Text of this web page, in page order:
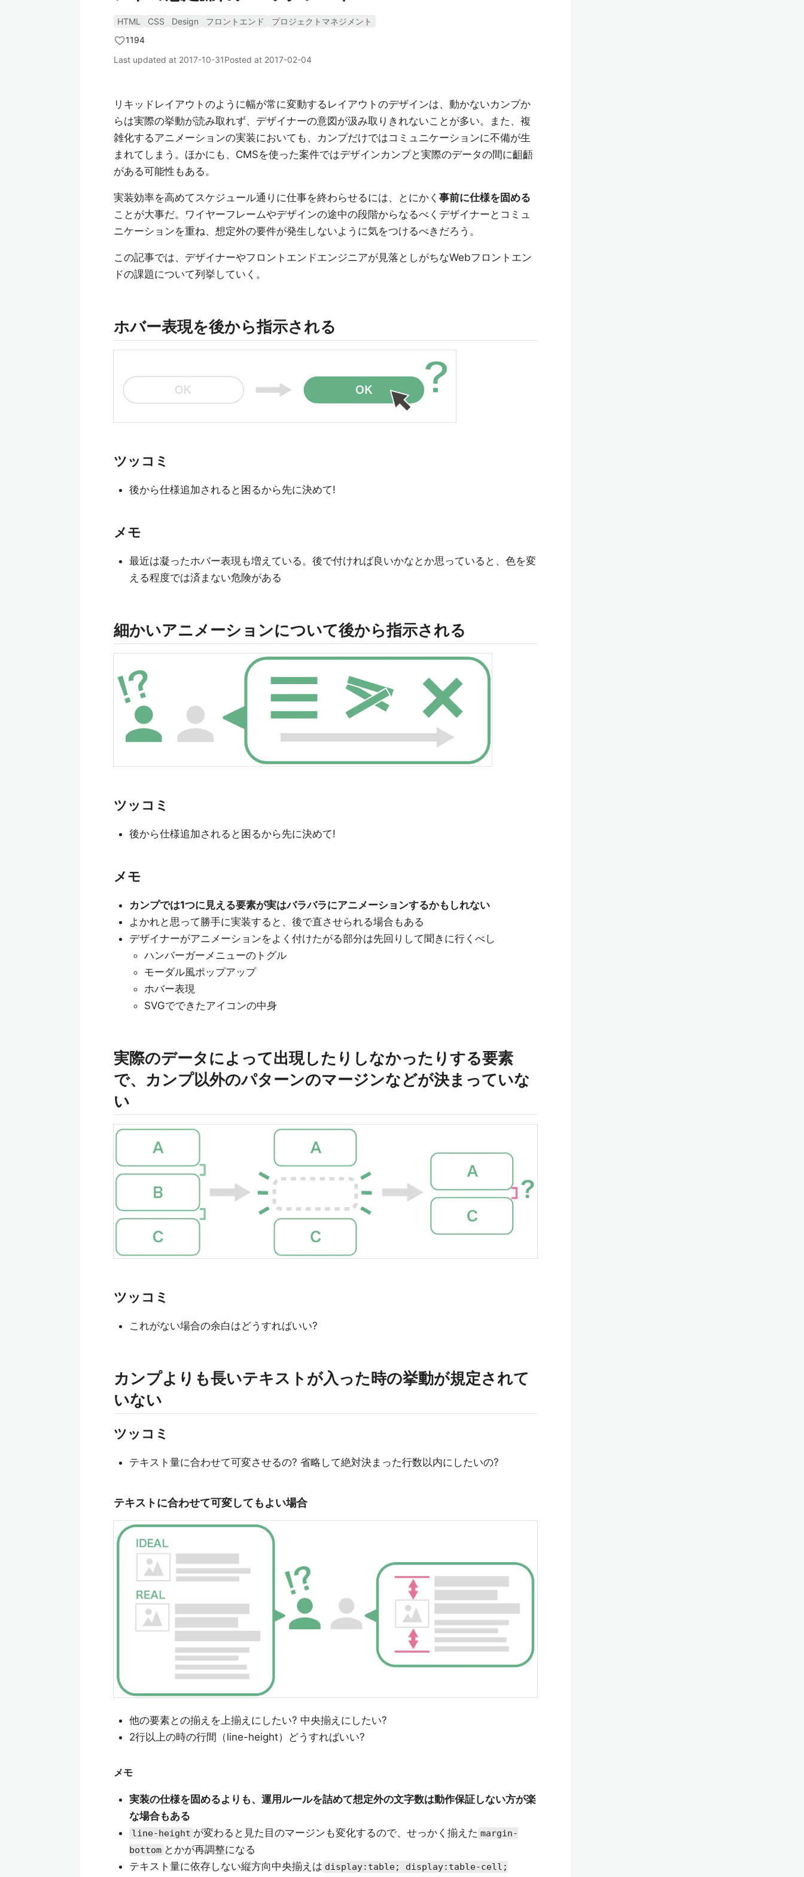
HTML CSS Design フロントエンド
プロジェクトマネジメント
1194
Last updated at 2017-10-31Posted at 2017-02-04
リキッドレイアウトのように幅が常に変動するレイアウトのデザインは、動かないカンプか
らは実際の挙動が読み取れず、デザイナーの意図が汲み取りきれないことが多い。また、複
雑化するアニメーションの実装においても、カンプだけではコミュニケーションに不備が生
まれてしまう。ほかにも、CMSを使った案件ではデザインカンプと実際のデータの間に齟齬
がある可能性もある。
実装効率を高めてスケジュール通りに仕事を終わらせるには、とにかく 事前に仕様を固める
ことが大事だ。ワイヤーフレームやデザインの途中の段階からなるべくデザイナーとコミュ
ニケーションを重ね、想定外の要件が発生しないように気をつけるべきだろう。
この記事では、デザイナーやフロントエンドエンジニアが見落としがちなWebフロントエン
ドの課題について列挙していく。
ホバー表現を後から指示される
ツッコミ
後から仕様追加されると困るから先に決めて!
メモ
最近は凝ったホバー表現も増えている。後で付ければ良いかなとか思っていると、色を変
える程度では済まない危険がある
細かいアニメーションについて後から指示される
ツッコミ
後から仕様追加されると困るから先に決めて!
メモ
カンプでは1つに見える要素が実はバラバラにアニメーションするかもしれない
よかれと思って勝手に実装すると、後で直させられる場合もある
デザイナーがアニメーションをよく付けたがる部分は先回りして聞きに行くべし
ハンバーガーメニューのトグル
モーダル風ポップアップ
ホバー表現
SVGでできたアイコンの中身
実際のデータによって出現したりしなかったりする要素
で、カンプ以外のパターンのマージンなどが決まっていな
い
ツッコミ
これがない場合の余白はどうすればいい?
カンプよりも長いテキストが入った時の挙動が規定されて
いない
ツッコミ
テキスト量に合わせて可変させるの? 省略して絶対決まった行数以内にしたいの?
テキストに合わせて可変してもよい場合
他の要素との揃えを上揃えにしたい? 中央揃えにしたい?
2行以上の時の行間（line-height）どうすればいい?
メモ
実装の仕様を固めるよりも、運用ルールを詰めて想定外の文字数は動作保証しない方が楽
な場合もある
line-height が変わると見た目のマージンも変化するので、せっかく揃えた margin-
bottom とかが再調整になる
テキスト量に依存しない縦方向中央揃えは display:table; display:table-cell;